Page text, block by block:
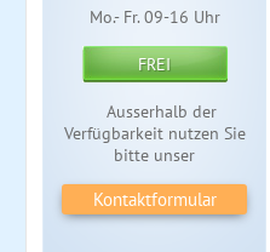
Mo.- Fr. 09-16 Uhr
FREI
Ausserhalb der
Verfügbarkeit nutzen Sie
bitte unser
Kontaktformular